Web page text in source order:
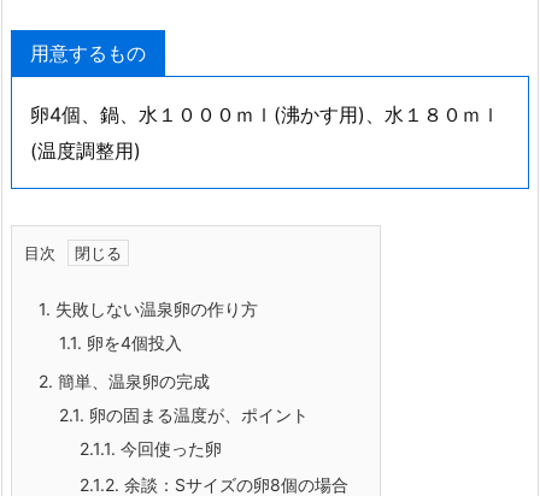
用意するもの
卵4個、鍋、水１０００ｍｌ(沸かす用)、水１８０ｍｌ
(温度調整用)
目次
1. 失敗しない温泉卵の作り方
1.1. 卵を4個投入
2. 簡単、温泉卵の完成
2.1. 卵の固まる温度が、ポイント
2.1.1. 今回使った卵
2.1.2. 余談：Sサイズの卵8個の場合